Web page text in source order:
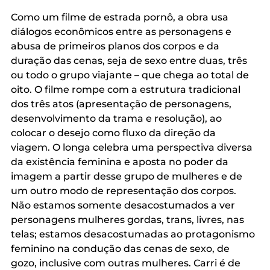
Como um filme de estrada pornô, a obra usa
diálogos econômicos entre as personagens e
abusa de primeiros planos dos corpos e da
duração das cenas, seja de sexo entre duas, três
ou todo o grupo viajante – que chega ao total de
oito. O filme rompe com a estrutura tradicional
dos três atos (apresentação de personagens,
desenvolvimento da trama e resolução), ao
colocar o desejo como fluxo da direção da
viagem. O longa celebra uma perspectiva diversa
da existência feminina e aposta no poder da
imagem a partir desse grupo de mulheres e de
um outro modo de representação dos corpos.
Não estamos somente desacostumados a ver
personagens mulheres gordas, trans, livres, nas
telas; estamos desacostumadas ao protagonismo
feminino na condução das cenas de sexo, de
gozo, inclusive com outras mulheres. Carri é de